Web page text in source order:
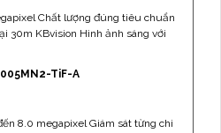
Chất lượng đúng tiêu chuẩn
30m KBvision Hình ảnh sáng với
TiF-A
8.0 megapixel Giám sát từng chi